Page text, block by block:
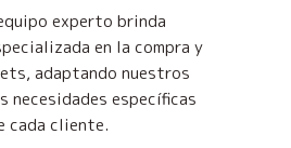
experto brinda
en la compra y
adaptando nuestros
necesidades específicas
cada cliente.